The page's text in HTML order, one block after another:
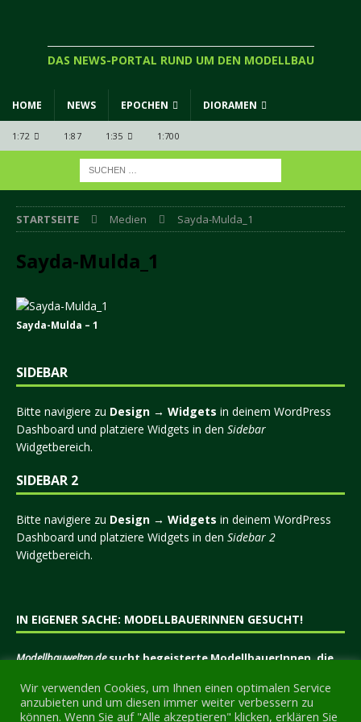
DAS NEWS-PORTAL RUND UM DEN MODELLBAU
HOME NEWS EPOCHEN DIORAMEN
1:72 1:87 1:35 1:700
STARTSEITE Medien Sayda-Mulda_1
Sayda-Mulda_1
Sayda-Mulda – 1
SIDEBAR
Bitte navigiere zu Design → Widgets in deinem WordPress
Dashboard und platziere Widgets in den Sidebar
Widgetbereich.
SIDEBAR 2
Bitte navigiere zu Design → Widgets in deinem WordPress
Dashboard und platziere Widgets in den Sidebar 2
Widgetbereich.
IN EIGENER SACHE: MODELLBAUERINNEN GESUCHT!
Modellbauwelten.desucht begeisterte ModellbauerInnen, die
Tricks, Projekte oder sonstiges Wissen anderen
Modellbauern mitzuteilen.
Wir verwenden Cookies, um Ihnen einen optimalen Service
anzubieten und um diesen immer weiter verbessern zu
können. Wenn Sie auf "Alle akzeptieren" klicken, erklären Sie